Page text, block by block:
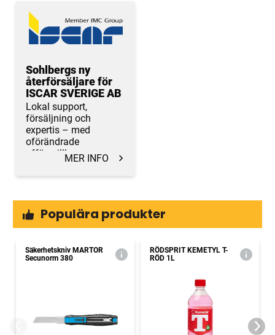
Sohlbergs ny
återförsäljare för
ISCAR SVERIGE AB
Lokal support,
försäljning och
expertis – med
oförändrade
affärsvillkor.MER INFO
Populära produkter
Säkerhetskniv MARTOR
Secunorm 380
RÖDSPRIT KEMETYL T-
RÖD 1L